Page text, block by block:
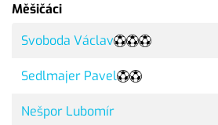
Měšičáci
Svoboda Václav
Sedlmajer Pavel
Nešpor Lubomír